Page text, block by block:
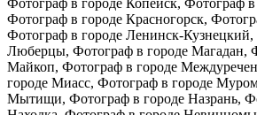
Фотограф в городе Копейск, Фотограф в
Фотограф в городе Красногорск,
Фотограф в городе Ленинск-
Люберцы, Фотограф в городе Магадан,
Майкоп, Фотограф в городе
городе Миасс, Фотограф в городе
Мытищи, Фотограф в городе Назрань,